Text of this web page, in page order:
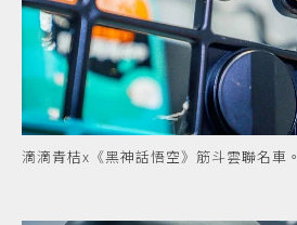
滴滴青桔x《黑神話悟空》筋斗雲聯名車